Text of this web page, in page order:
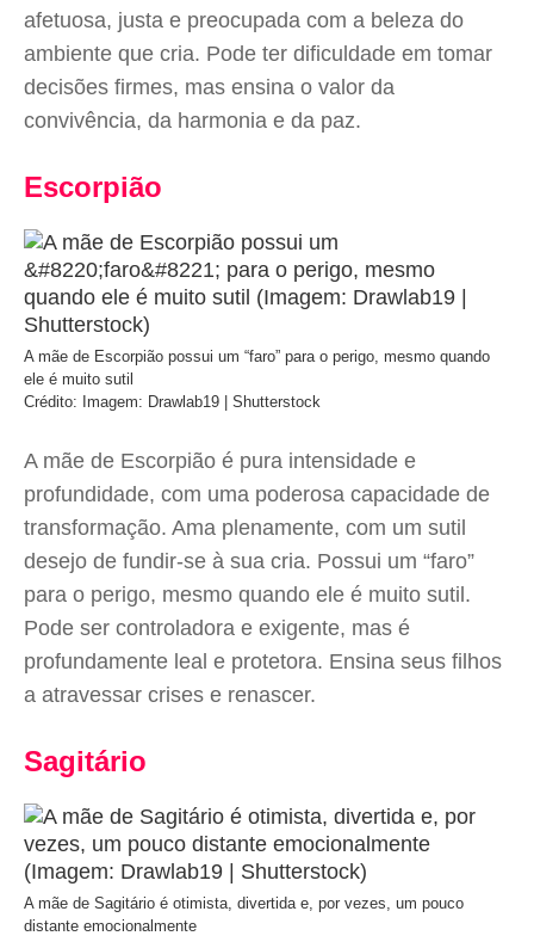
afetuosa, justa e preocupada com a beleza do
ambiente que cria. Pode ter dificuldade em tomar
decisões firmes, mas ensina o valor da
convivência, da harmonia e da paz.
Escorpião
A mãe de Escorpião possui um “faro” para o perigo, mesmo quando
ele é muito sutil
Crédito: Imagem: Drawlab19 | Shutterstock
A mãe de Escorpião é pura intensidade e
profundidade, com uma poderosa capacidade de
transformação. Ama plenamente, com um sutil
desejo de fundir-se à sua cria. Possui um “faro”
para o perigo, mesmo quando ele é muito sutil.
Pode ser controladora e exigente, mas é
profundamente leal e protetora. Ensina seus filhos
a atravessar crises e renascer.
Sagitário
A mãe de Sagitário é otimista, divertida e, por vezes, um pouco
distante emocionalmente